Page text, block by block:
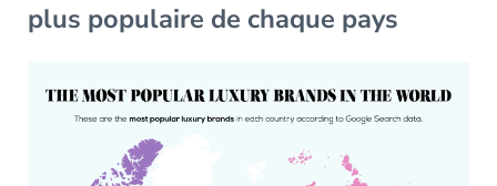
plus populaire de chaque pays